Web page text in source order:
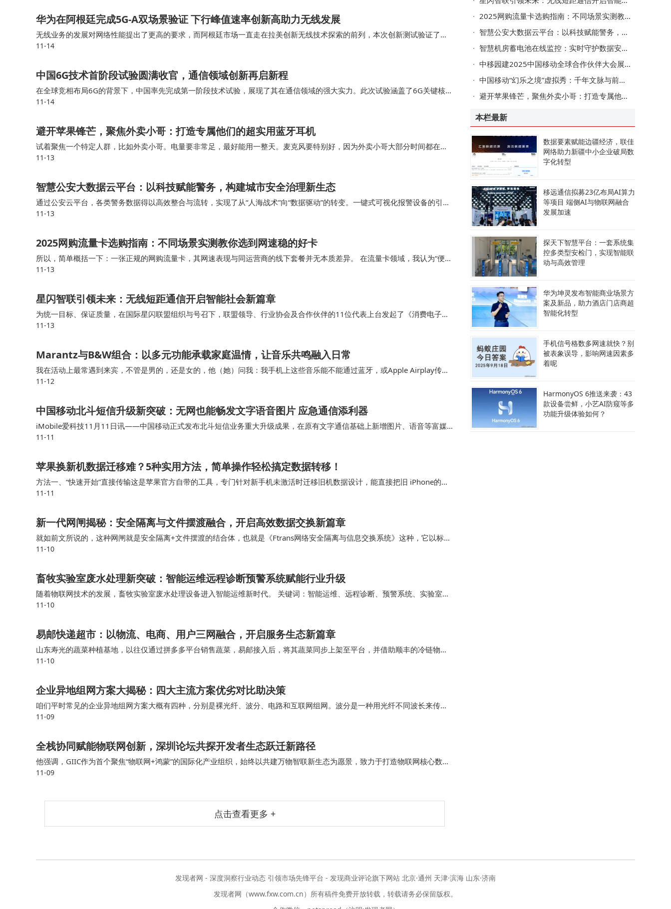
华为在阿根廷完成5G-A双场景验证 下行峰值速率创新高助力无线发展
无线业务的发展对网络性能提出了更高的要求，而阿根廷市场一直走在拉美创新无线技术探索的前列，本次创新测试验证了两
种未来5G-A商用载波组合，包括覆盖更强，更易大规模部署的Sub3.5G TDD+FDD 3CC…
11-14
中国6G技术首阶段试验圆满收官，通信领域创新再启新程
在全球竞相布局6G的背景下，中国率先完成第一阶段技术试验，展现了其在通信领域的强大实力。此次试验涵盖了6G关键核心
技术，测试了多种潜在技术和系统性能。业界普遍认为，6G网络将实现地面与卫星通信的融合，构建空…
11-14
避开苹果锋芒，聚焦外卖小哥：打造专属他们的超实用蓝牙耳机
试着聚焦一个特定人群，比如外卖小哥。电量要非常足，最好能用一整天。麦克风要特别好，因为外卖小哥大部分时间都在路
上，环境嘈杂，麦克风不好的话，对方根本听不清。如果能将耳机固定在头盔上，那就更好了，不怕掉。如果…
11-13
智慧公安大数据云平台：以科技赋能警务，构建城市安全治理新生态
通过公安云平台，各类警务数据得以高效整合与流转，实现了从“人海战术”向“数据驱动”的转变。一键式可视化报警设备的引
入，进一步拓宽了公众参与治安治理的渠道，实现接警员与报警人视频对讲、现场信息实时推送，为快速处…
11-13
2025网购流量卡选购指南：不同场景实测教你选到网速稳的好卡
所以，简单概括一下：一张正规的网购流量卡，其网速表现与同运营商的线下套餐并无本质差异。 在流量卡领域，我认为“便
宜”不一定直接等于“网速差”。•警惕“物联卡”冒充手机流量卡
11-13
星闪智联引领未来：无线短距通信开启智能社会新篇章
为统一目标、保证质量，在国际星闪联盟组织与号召下，联盟领导、行业协会及合作伙伴的11位代表上台发起了《消费电子新
短距产业共建倡议》，明确提出要“共建星闪技术新标准、共创智能连接新应用、共赢消费电子新未来”。 …
11-13
Marantz与B&W组合：以多元功能承载家庭温情，让音乐共鸣融入日常
我在活动上最常遇到来宾，不管是男的，还是女的，他（她）问我：我手机上这些音乐能不能通过蓝牙，或Apple Airplay传到
音响播放。 用高级音响回归音乐本身你会发现原来美好的东西就在身边最近我在电脑里找到了…
11-12
中国移动北斗短信升级新突破：无网也能畅发文字语音图片 应急通信添利器
iMobile爱科技11月11日讯——中国移动正式发布北斗短信业务重大升级成果，在原有文字通信基础上新增图片、语音等富媒
体消息功能，并实现上行40 个汉字、下行 10 个汉字的文本传输能力升级，北斗通信进入…
11-11
苹果换新机数据迁移难？5种实用方法，简单操作轻松搞定数据转移！
方法一、“快速开始”直接传输这是苹果官方自带的工具，专门针对新手机未激活时迁移旧机数据设计，能直接把旧 iPhone的几
乎所有数据完整搬到新手机，包括照片、联系人、短信、视频、APP等，不用手动筛选，适合换…
11-11
新一代网闸揭秘：安全隔离与文件摆渡融合，开启高效数据交换新篇章
就如前文所说的，这种网闸就是安全隔离+文件摆渡的结合体，也就是《Ftrans网络安全隔离与信息交换系统》这种，它以标准
网闸产品为基础，扩展增强了面向终端用户的跨网文件安全交换应用功能，既能够帮助IT网络建设…
11-10
畜牧实验室废水处理新突破：智能运维远程诊断预警系统赋能行业升级
随着物联网技术的发展，畜牧实验室废水处理设备进入智能运维新时代。 关键词：智能运维、远程诊断、预警系统、实验室废
水处理设备、物联网、预测性维护终端层通过传感器实时采集设备运行数据；网络层利用4G/5G或物联网…
11-10
易邮快递超市：以物流、电商、用户三网融合，开启服务生态新篇章
山东寿光的蔬菜种植基地，以往仅通过拼多多平台销售蔬菜，易邮接入后，将其蔬菜同步上架至平台，并借助顺丰的冷链物流
网络，实现 “产地直发 + 次日达”，让北京、上海等城市的用户能以低价购买到新鲜蔬菜；同时，易邮还…
11-10
企业异地组网方案大揭秘：四大主流方案优劣对比助决策
咱们平时常见的企业异地组网方案大概有四种，分别是裸光纤、波分、电路和互联网组网。波分是一种用光纤不同波长来传输
不同信号的方法，按接口来计费，比如1G口、10G口、40G口、100G口都有。 所以说，企业在选择…
11-09
全栈协同赋能物联网创新，深圳论坛共探开发者生态跃迁新路径
他强调，GIIC作为首个聚焦“物联网+鸿蒙”的国际化产业组织，始终以共建万物智联新生态为愿景，致力于打造物联网核心数字
底座、推动鸿蒙生态走向世界，联盟自成立以来通过制定行业团标、设立专项委员会、举办生态大会、…
11-09
点击查看更多 +
2025网购流量卡选购指南：不同场景实测教你选到网速稳的好卡
智慧公安大数据云平台：以科技赋能警务，构建城市安全治理新生态
智慧机房蓄电池在线监控：实时守护数据安全，提升运维管理效能
中移园建2025中国移动全球合作伙伴大会展风采，数智化方案拓合作绘新篇
中国移动“幻乐之境”虚拟秀：千年文脉与前沿科技共舞VR/AR盛会
避开苹果锋芒，聚焦外卖小哥：打造专属他们的超实用蓝牙耳机
本栏最新
数据要素赋能边疆经济，联佳
网络助力新疆中小企业破局数
字化转型
移远通信拟募23亿布局AI算力
等项目 端侧AI与物联网融合
发展加速
探天下智慧平台：一套系统集
控多类型安检门，实现智能联
动与高效管理
华为坤灵发布智能商业场景方
案及新品，助力酒店门店商超
智能化转型
手机信号格数多网速就快？别
被表象误导，影响网速因素多
着呢
HarmonyOS 6推送来袭：43
款设备尝鲜，小艺AI防窥等多
功能升级体验如何？
发现者网 - 深度洞察行业动态 引领市场先锋平台 - 发现商业评论旗下网站 北京·通州 天津·滨海 山东·济南
发现者网（www.fxw.com.cn）所有稿件免费开放转载，转载请务必保留版权。